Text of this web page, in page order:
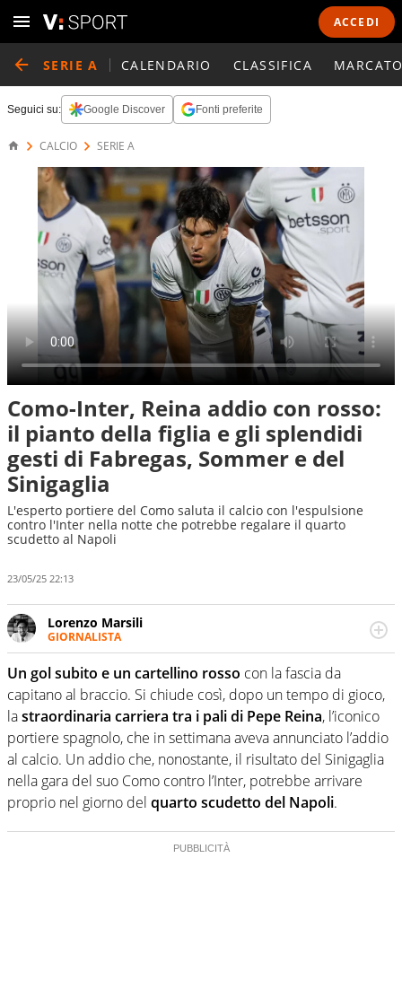
ACCEDI
SERIE A CALENDARIO CLASSIFICA
Seguici su: Google Discover Fonti preferite
CALCIO SERIE A
Como-Inter, Reina addio con rosso:
il pianto della figlia e gli splendidi
gesti di Fabregas, Sommer e del
Sinigaglia
L'esperto portiere del Como saluta il calcio con l'espulsione
contro l'Inter nella notte che potrebbe regalare il quarto
scudetto al Napoli
23/05/25 22:13
Lorenzo Marsili
GIORNALISTA
Giornalista pubblicista, redattore, divulgatore. E' una
delle anime video del sito: racconta in immagini un
evento e lo fa come pochi altri
Un gol subito e un cartellino rosso con la fascia da
capitano al braccio. Si chiude così, dopo un tempo di gioco,
lastraordinaria carriera tra i pali di Pepe Reina, l’iconico
portiere spagnolo, che in settimana aveva annunciato l’addio
al calcio. Un addio che, nonostante, il risultato del Sinigaglia
nella gara del suo Como contro l’Inter, potrebbe arrivare
proprio nel giorno del quarto scudetto del Napoli.